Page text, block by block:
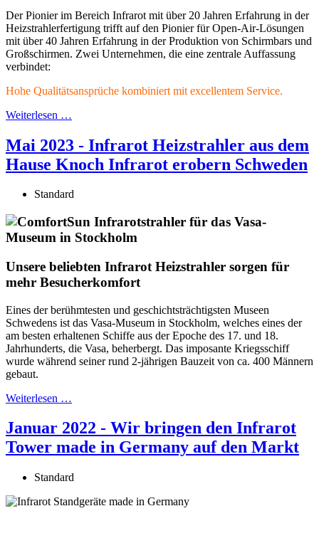
Der Pionier im Bereich Infrarot mit über 20 Jahren Erfahrung in der
Heizstrahlerfertigung trifft auf den Pionier für Open-Air-Lösungen
mit über 40 Jahren Erfahrung in der Produktion von Schirmbars und
Großschirmen. Zwei Unternehmen, die eine zentrale Auffassung
verbindet:
Hohe Qualitätsansprüche kombiniert mit excellentem Service.
Weiterlesen …
Mai 2023 - Infrarot Heizstrahler aus dem
Hause Knoch Infrarot erobern Schweden
Standard
Unsere beliebten Infrarot Heizstrahler sorgen für
mehr Besucherkomfort
Eines der berühmtesten und geschichtsträchtigsten Museen
Schwedens ist das Vasa-Museum in Stockholm, welches eines der
am besten erhaltenen Schiffe aus der Epoche des 17. und 18.
Jahrhunderts, die Vasa, beherbergt. Das imposante Kriegsschiff
wurde während seiner rund 2-jährigen Bauzeit von ca. 400 Männern
gebaut.
Weiterlesen …
Januar 2022 - Wir bringen den Infrarot
Tower made in Germany auf den Markt
Standard